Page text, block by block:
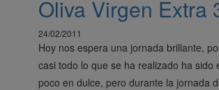
Oliva Virgen Extra
24/02/2011
Hoy nos espera una jornada brillante,
casi todo lo que se ha realizado ha sido
poco en dulce, pero durante la jornada